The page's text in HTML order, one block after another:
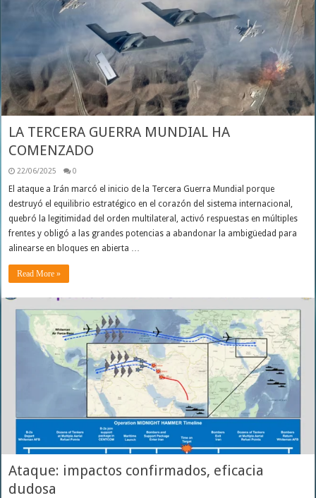
LA TERCERA GUERRA MUNDIAL HA
COMENZADO
22/06/2025 0
El ataque a Irán marcó el inicio de la Tercera Guerra Mundial porque
destruyó el equilibrio estratégico en el corazón del sistema internacional,
quebró la legitimidad del orden multilateral, activó respuestas en múltiples
frentes y obligó a las grandes potencias a abandonar la ambigüedad para
alinearse en bloques en abierta …
Read More »
Ataque: impactos confirmados, eficacia
dudosa